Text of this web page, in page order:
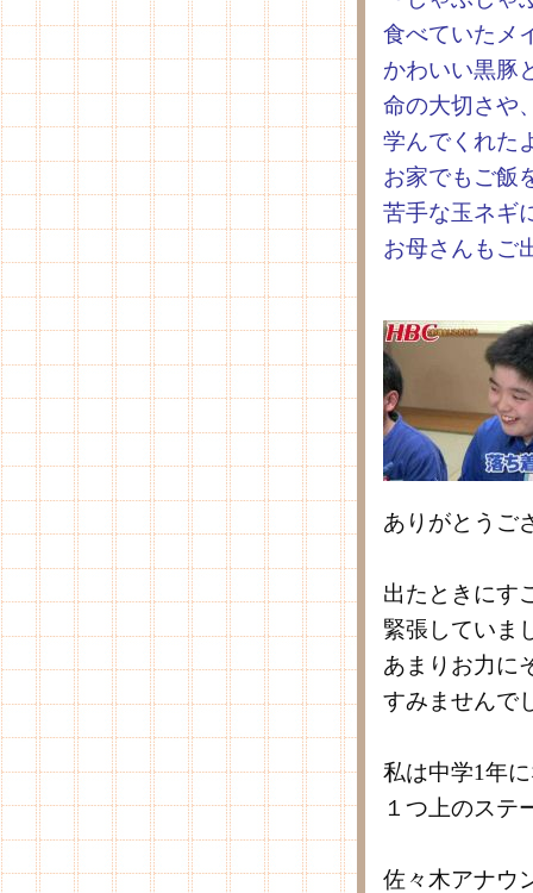
食べていたメ
かわいい黒豚
命の大切さや
学んでくれた
お家でもご飯
苦手な玉ネギ
お母さんもご
ありがとうご
出たときにす
緊張していま
あまりお力に
すみませんで
私は中学1年
１つ上のステ
佐々木アナウ